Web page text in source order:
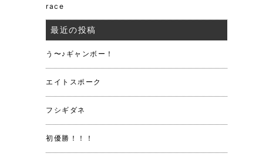
race
最近の投稿
う〜♪ギャンボー！
エイトスポーク
フシギダネ
初優勝！！！